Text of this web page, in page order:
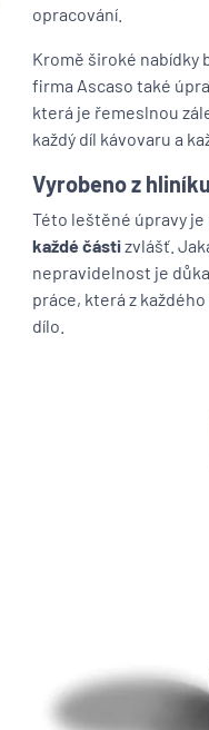
opracování.
Kromě široké nabídky
firma Ascaso také
která je řemeslnou
každý díl kávovaru a
Vyrobeno z
Této leštěné úpravy
každé částizvlášť.
nepravidelnost je
práce, která z
dílo.